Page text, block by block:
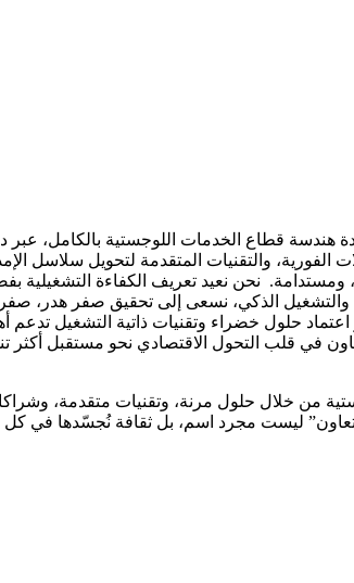
هندسة قطاع الخدمات اللوجستية بالكامل، عبر
الفورية، والتقنيات المتقدمة لتحويل سلاسل
ومستدامة. نحن نعيد تعريف الكفاءة التشغيلية
والتشغيل الذكي، نسعى إلى تحقيق صفر هدر، صفر
حلول خضراء وتقنيات ذاتية التشغيل تدعم
2030 وتضع تعاون في قلب التحول الاقتصادي نحو مستقبل أكثر
من خلال حلول مرنة، وتقنيات متقدمة،
ليست مجرد اسم، بل ثقافة نُجسّدها في